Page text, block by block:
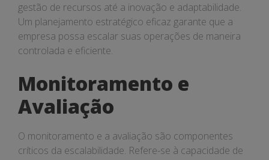
gestão de recursos até a inovação e adaptabilidade.
Um planejamento estratégico eficaz garante que a
empresa possa escalar suas operações de maneira
controlada e eficiente.
Monitoramento e
Avaliação
O monitoramento e a avaliação são componentes
críticos da escalabilidade. Refere-se à capacidade de